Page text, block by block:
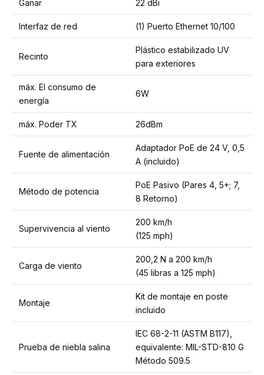
Ganar 22 dBi
Interfaz de red (1) Puerto Ethernet 10/100
Recinto
Plástico estabilizado UV
para exteriores
máx. El consumo de
energía
6W
máx. Poder TX 26dBm
Fuente de alimentación
Adaptador PoE de 24 V, 0,5
A (incluido)
Método de potencia
PoE Pasivo (Pares 4, 5+; 7,
8 Retorno)
Supervivencia al viento
200 km/h
(125 mph)
Carga de viento
200,2 N a 200 km/h
(45 libras a 125 mph)
Montaje
Kit de montaje en poste
incluido
Prueba de niebla salina
IEC 68-2-11 (ASTM B117),
equivalente: MIL-STD-810 G
Método 509.5